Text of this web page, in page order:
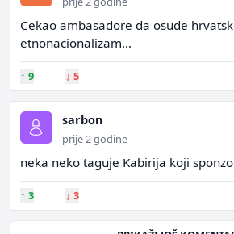
Cekao ambasadore da osude
etnonacionalizam...
↑ 9 ↓ 5
sarbon
prije 2 godine
neka neko taguje Kabirija koji
↑ 3 ↓ 3